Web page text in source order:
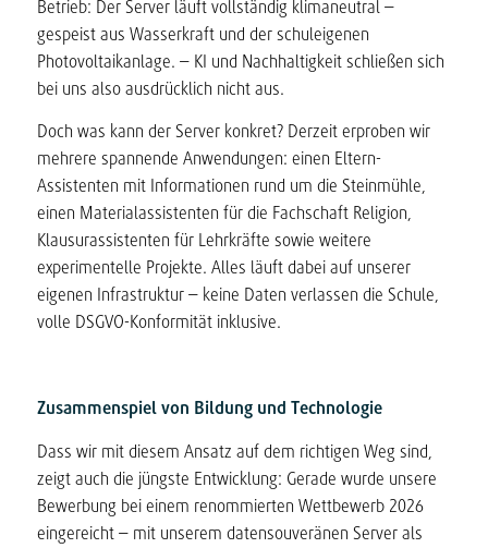
Betrieb: Der Server läuft vollständig klimaneutral –
gespeist aus Wasserkraft und der schuleigenen
Photovoltaikanlage. – KI und Nachhaltigkeit schließen sich
bei uns also ausdrücklich nicht aus.
Doch was kann der Server konkret? Derzeit erproben wir
mehrere spannende Anwendungen: einen Eltern-
Assistenten mit Informationen rund um die Steinmühle,
einen Materialassistenten für die Fachschaft Religion,
Klausurassistenten für Lehrkräfte sowie weitere
experimentelle Projekte. Alles läuft dabei auf unserer
eigenen Infrastruktur – keine Daten verlassen die Schule,
volle DSGVO-Konformität inklusive.
Zusammenspiel von Bildung und Technologie
Dass wir mit diesem Ansatz auf dem richtigen Weg sind,
zeigt auch die jüngste Entwicklung: Gerade wurde unsere
Bewerbung bei einem renommierten Wettbewerb 2026
eingereicht – mit unserem datensouveränen Server als